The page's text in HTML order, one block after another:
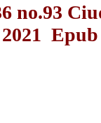
no.93